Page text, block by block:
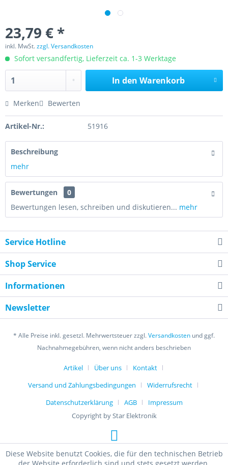
23,79 € *
inkl. MwSt.zzgl. Versandkosten
Sofort versandfertig, Lieferzeit ca. 1-3 Werktage
In den Warenkorb
Merken Bewerten
Artikel-Nr.: 51916
Beschreibung
mehr
Bewertungen
0
Bewertungen lesen, schreiben und diskutieren... mehr
Service Hotline
Shop Service
Informationen
Newsletter
* Alle Preise inkl. gesetzl. Mehrwertsteuer zzgl.Versandkosten und ggf.
Nachnahmegebühren, wenn nicht anders beschrieben
Artikel Über uns
Kontakt
Versand und Zahlungsbedingungen
Widerrufsrecht
Datenschutzerklärung
AGB
Impressum
Copyright by Star Elektronik
Diese Website benutzt Cookies, die für den technischen Betrieb